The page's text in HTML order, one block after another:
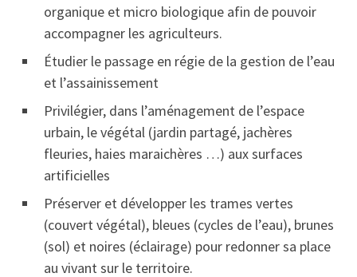
organique et micro biologique afin de pouvoir
accompagner les agriculteurs.
Étudier le passage en régie de la gestion de l’eau
et l’assainissement
Privilégier, dans l’aménagement de l’espace
urbain, le végétal (jardin partagé, jachères
fleuries, haies maraichères …) aux surfaces
artificielles
Préserver et développer les trames vertes
(couvert végétal), bleues (cycles de l’eau), brunes
(sol) et noires (éclairage) pour redonner sa place
au vivant sur le territoire.